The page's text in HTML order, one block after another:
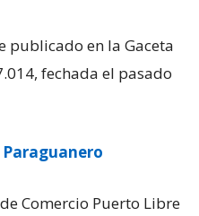
en la Gaceta
fechada el pasado
Paraguanero
Comercio Puerto Libre